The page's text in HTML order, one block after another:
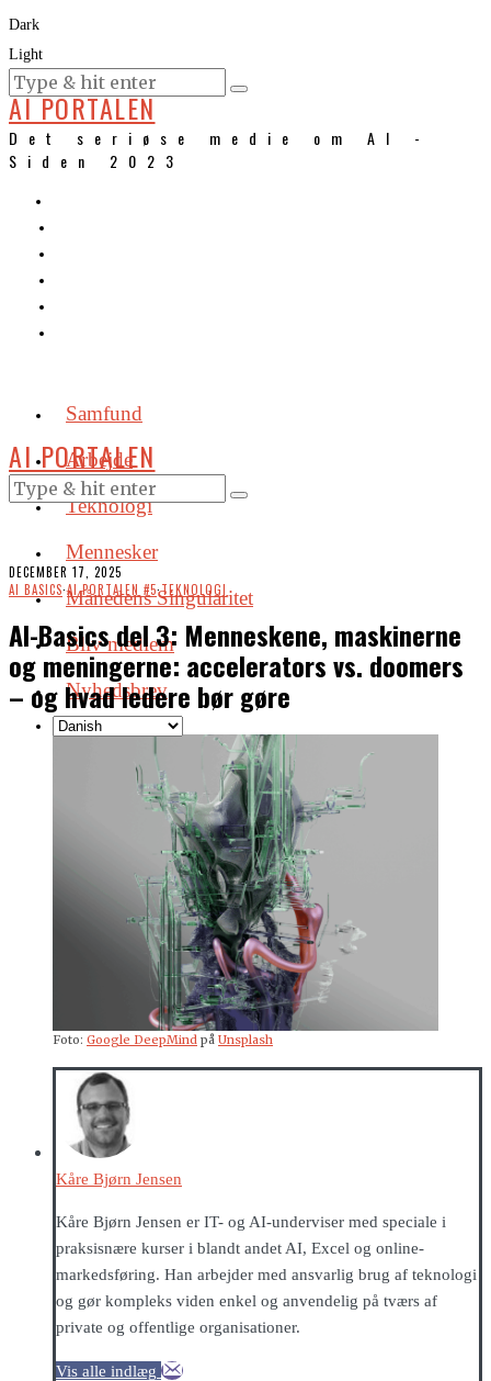
Dark
Light
KURSER
AI PORTALEN
Det seriøse medie om AI -
Siden 2023
Samfund
Arbejde
Teknologi
Mennesker
Månedens Singularitet
Bliv medlem
Nyhedsbrev
AI PORTALEN
DECEMBER 17, 2025
AI BASICS·AI PORTALEN #5·TEKNOLOGI
AI-Basics del 3: Menneskene, maskinerne
og meningerne: accelerators vs. doomers
– og hvad ledere bør gøre
Foto: Google DeepMind på Unsplash
Kåre Bjørn Jensen
Kåre Bjørn Jensen er IT- og AI-underviser med speciale i
praksisnære kurser i blandt andet AI, Excel og online-
markedsføring. Han arbejder med ansvarlig brug af teknologi
og gør kompleks viden enkel og anvendelig på tværs af
private og offentlige organisationer.
Vis alle indlæg